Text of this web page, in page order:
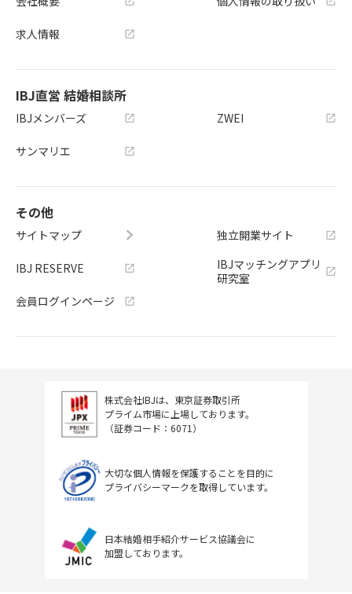
求人情報
IBJ直営 結婚相談所
IBJメンバーズ
サンマリエ
ZWEI
その他
サイトマップ
IBJ RESERVE
会員ログインページ
独立開業サイト
IBJマッチングアプリ
研究室
株式会社IBJは、東京証券取引所
プライム市場に上場しております。
（証券コード：6071）
大切な個人情報を保護することを目的に
プライバシーマークを取得しています。
日本結婚相手紹介サービス協議会に
加盟しております。